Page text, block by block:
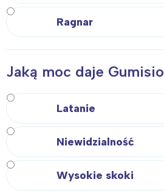
Ragnar
Jaką moc daje
Latanie
Niewidzialność
Wysokie skoki